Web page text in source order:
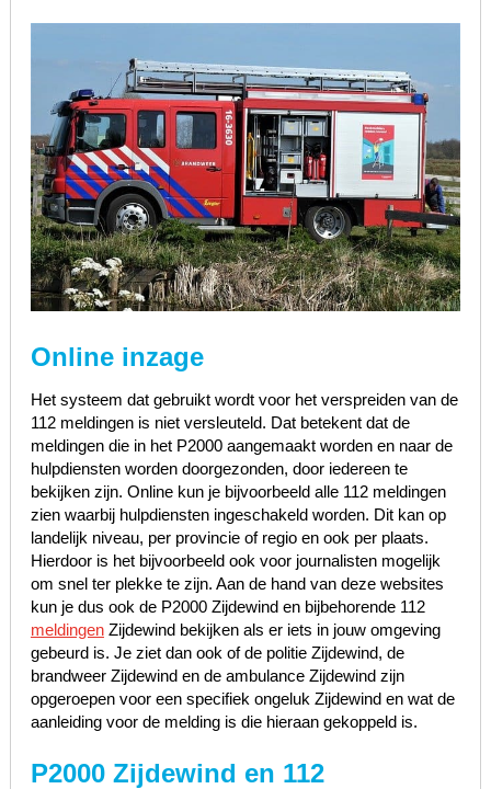
Online inzage
Het systeem dat gebruikt wordt voor het verspreiden van de
112 meldingen is niet versleuteld. Dat betekent dat de
meldingen die in het P2000 aangemaakt worden en naar de
hulpdiensten worden doorgezonden, door iedereen te
bekijken zijn. Online kun je bijvoorbeeld alle 112 meldingen
zien waarbij hulpdiensten ingeschakeld worden. Dit kan op
landelijk niveau, per provincie of regio en ook per plaats.
Hierdoor is het bijvoorbeeld ook voor journalisten mogelijk
om snel ter plekke te zijn. Aan de hand van deze websites
kun je dus ook de P2000 Zijdewind en bijbehorende 112
meldingenZijdewind bekijken als er iets in jouw omgeving
gebeurd is. Je ziet dan ook of de politie Zijdewind, de
brandweer Zijdewind en de ambulance Zijdewind zijn
opgeroepen voor een specifiek ongeluk Zijdewind en wat de
aanleiding voor de melding is die hieraan gekoppeld is.
P2000 Zijdewind en 112